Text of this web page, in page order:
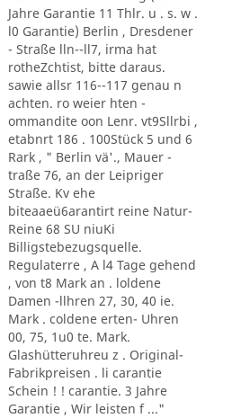
Jahre Garantie 11 Thlr. u . s. w .
l0 Garantie) Berlin , Dresdener
- Straße lln--ll7, irma hat
rotheZchtist, bitte daraus.
sawie allsr 116--117 genau n
achten. ro weier hten -
ommandite oon Lenr. vt9Sllrbi ,
etabnrt 186 . 100Stück 5 und 6
Rark , " Berlin vä'., Mauer -
traße 76, an der Leipriger
Straße. Kv ehe
biteaaeü6arantirt reine Natur-
Reine 68 SU niuKi
Billigstebezugsquelle.
Regulaterre , A l4 Tage gehend
, von t8 Mark an . loldene
Damen -llhren 27, 30, 40 ie.
Mark . coldene erten- Uhren
00, 75, 1u0 te. Mark.
Glashütteruhreu z . Original-
Fabrikpreisen . li carantie
Schein ! ! carantie. 3 Jahre
Garantie , Wir leisten f ..."